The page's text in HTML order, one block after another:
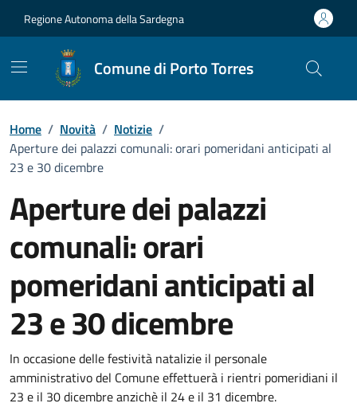
Regione Autonoma della Sardegna
Comune di Porto Torres
Home / Novità / Notizie /
Aperture dei palazzi comunali: orari pomeridani anticipati al
23 e 30 dicembre
Aperture dei palazzi
comunali: orari
pomeridani anticipati al
23 e 30 dicembre
Dettagli della notizia
In occasione delle festività natalizie il personale
amministrativo del Comune effettuerà i rientri pomeridiani il
23 e il 30 dicembre anzichè il 24 e il 31 dicembre.